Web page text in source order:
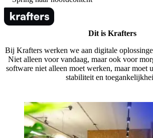
Home
Dit is Krafters
Bij Krafters werken we aan digitale
Niet alleen voor vandaag, maar ook voor
software niet alleen moet werken, maar moet
stabiliteit en